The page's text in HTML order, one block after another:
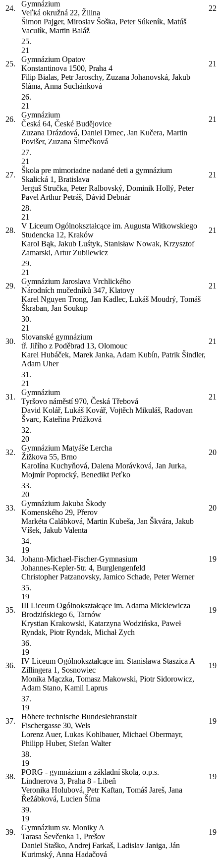
24.
Gymnázium
Veľká okružná 22, Žilina
Šimon Pajger, Miroslav Šoška, Peter Súkeník, Matúš
Vaculík, Martin Baláž
22
25.
25.
21
Gymnázium Opatov
Konstantinova 1500, Praha 4
Filip Bialas, Petr Jaroschy, Zuzana Johanovská, Jakub
Sláma, Anna Suchánková
21
26.
26.
21
Gymnázium
Česká 64, České Budějovice
Zuzana Drázdová, Daniel Drnec, Jan Kučera, Martin
Povišer, Zuzana Šimečková
21
27.
27.
21
Škola pre mimoriadne nadané deti a gymnázium
Skalická 1, Bratislava
Jerguš Stručka, Peter Ralbovský, Dominik Hollý, Peter
Pavel Arthur Petráš, Dávid Debnár
21
28.
28.
21
V Liceum Ogólnokształcące im. Augusta Witkowskiego
Studencka 12, Kraków
Karol Bąk, Jakub Luśtyk, Stanisław Nowak, Krzysztof
Zamarski, Artur Zubilewicz
21
29.
29.
21
Gymnázium Jaroslava Vrchlického
Národních mučedníků 347, Klatovy
Karel Nguyen Trong, Jan Kadlec, Lukáš Moudrý, Tomáš
Škraban, Jan Soukup
21
30.
30.
21
Slovanské gymnázium
tř. Jiřího z Poděbrad 13, Olomouc
Karel Hubáček, Marek Janka, Adam Kubín, Patrik Šindler,
Adam Uher
21
31.
31.
21
Gymnázium
Tyršovo náměstí 970, Česká Třebová
David Kolář, Lukáš Kovář, Vojtěch Mikuláš, Radovan
Švarc, Kateřina Průžková
21
32.
32.
20
Gymnázium Matyáše Lercha
Žižkova 55, Brno
Karolína Kuchyňová, Dalena Morávková, Jan Jurka,
Mojmír Poprocký, Benedikt Peťko
20
33.
33.
20
Gymnázium Jakuba Škody
Komenského 29, Přerov
Markéta Calábková, Martin Kubeša, Jan Škvára, Jakub
Víšek, Jakub Valenta
20
34.
34.
19
Johann-Michael-Fischer-Gymnasium
Johannes-Kepler-Str. 4, Burglengenfeld
Christopher Patzanovsky, Jamico Schade, Peter Werner
19
35.
35.
19
III Liceum Ogólnokształcące im. Adama Mickiewicza
Brodzińskiego 6, Tarnów
Krystian Krakowski, Katarzyna Wodzińska, Paweł
Ryndak, Piotr Ryndak, Michał Zych
19
36.
36.
19
IV Liceum Ogólnokształcące im. Stanisława Staszica A
Zillingera 1, Sosnowiec
Monika Mączka, Tomasz Makowski, Piotr Sidorowicz,
Adam Stano, Kamil Laprus
19
37.
37.
19
Höhere technische Bundeslehranstalt
Fischergasse 30, Wels
Lorenz Auer, Lukas Kohlbauer, Michael Obermayr,
Philipp Huber, Stefan Walter
19
38.
38.
19
PORG - gymnázium a základní škola, o.p.s.
Lindnerova 3, Praha 8 - Libeň
Veronika Holubová, Petr Kaftan, Tomáš Jareš, Jana
Řežábková, Lucien Šíma
19
39.
39.
19
Gymnázium sv. Moniky A
Tarasa Ševčenka 1, Prešov
Daniel Staško, Andrej Farkaš, Ladislav Janiga, Ján
Kurimský, Anna Hadačová
19